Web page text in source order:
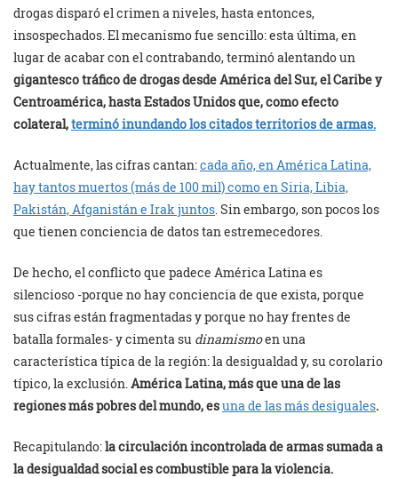
drogas disparó el crimen a niveles, hasta entonces,
insospechados. El mecanismo fue sencillo: esta última, en
lugar de acabar con el contrabando, terminó alentando un
gigantesco tráfico de drogas desde América del Sur, el Caribe y
Centroamérica, hasta Estados Unidos que, como efecto
colateral,terminó inundando los citados territorios de armas.
Actualmente, las cifras cantan:cada año, en América Latina,
hay tantos muertos (más de 100 mil) como en Siria, Libia,
Pakistán, Afganistán e Irak juntos . Sin embargo, son pocos los
que tienen conciencia de datos tan estremecedores.
De hecho, el conflicto que padece América Latina es
silencioso -porque no hay conciencia de que exista, porque
sus cifras están fragmentadas y porque no hay frentes de
batalla formales- y cimenta su dinamismoen una
característica típica de la región: la desigualdad y, su corolario
típico, la exclusión. América Latina, más que una de las
regiones más pobres del mundo, esuna de las más desiguales.
Recapitulando:la circulación incontrolada de armas sumada a
la desigualdad social es combustible para la violencia.